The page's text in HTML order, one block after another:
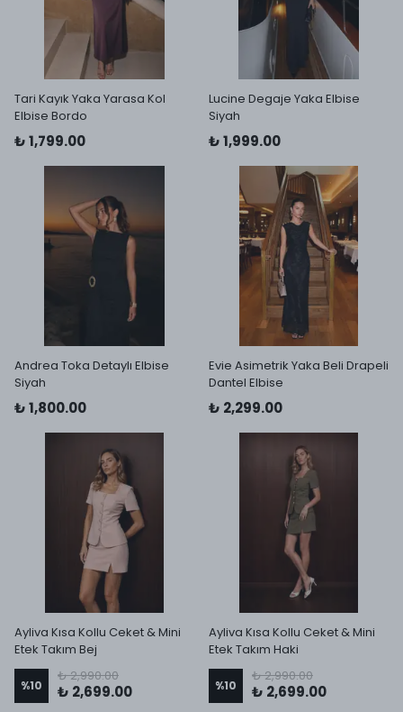
Tari Kayık Yaka Yarasa Kol
Elbise Bordo
₺ 1,799.00
Lucine Degaje Yaka Elbise
Siyah
₺ 1,999.00
Andrea Toka Detaylı Elbise
Siyah
₺ 1,800.00
Evie Asimetrik Yaka Beli Drapeli
Dantel Elbise
₺ 2,299.00
Ayliva Kısa Kollu Ceket & Mini
Etek Takım Bej
%10
₺ 2,990.00
₺ 2,699.00
Ayliva Kısa Kollu Ceket & Mini
Etek Takım Haki
%10
₺ 2,990.00
₺ 2,699.00